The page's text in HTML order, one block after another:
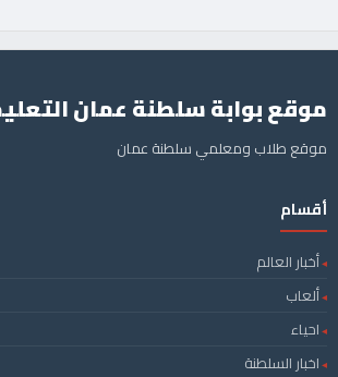
موقع بوابة سلطنة عمان
موقع طلاب ومعلمي سلطنة عمان
أقسام
أخبار العالم
ألعاب
احياء
اخبار السلطنة